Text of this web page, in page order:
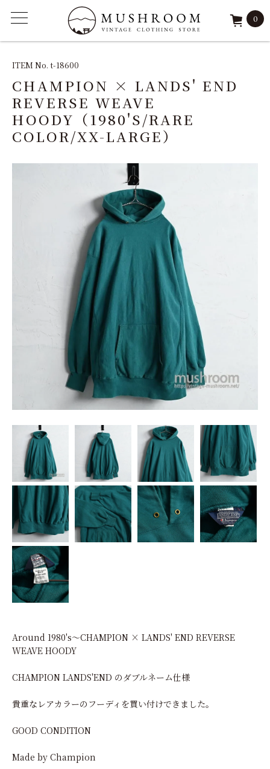
FEATURE
ARCHIVE
SOLD
MY ACCOUNT
0
ITEM No. t-18600
CHAMPION × LANDS' END
REVERSE WEAVE
HOODY（1980'S/RARE
COLOR/XX-LARGE）
Around 1980's～CHAMPION × LANDS' END REVERSE
WEAVE HOODY
CHAMPION LANDS'END のダブルネーム仕様
貴重なレアカラーのフーディを買い付けできました。
GOOD CONDITION
Made by Champion